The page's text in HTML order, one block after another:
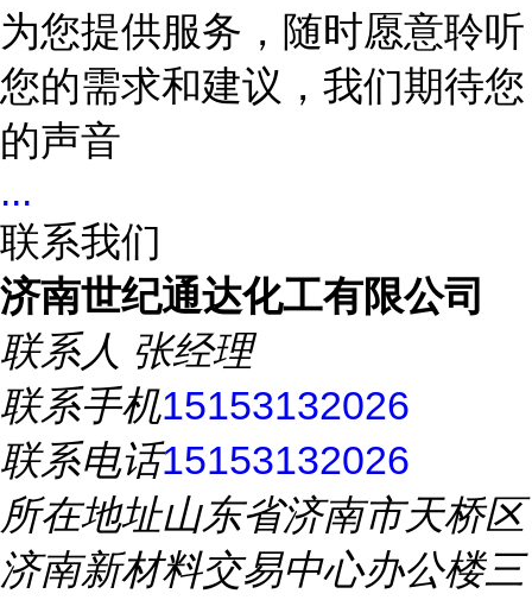
为您提供服务，随时愿意聆听
您的需求和建议，我们期待您
的声音
...
联系我们
济南世纪通达化工有限公司
联系人 张经理
联系手机15153132026
联系电话15153132026
所在地址山东省济南市天桥区
济南新材料交易中心办公楼三